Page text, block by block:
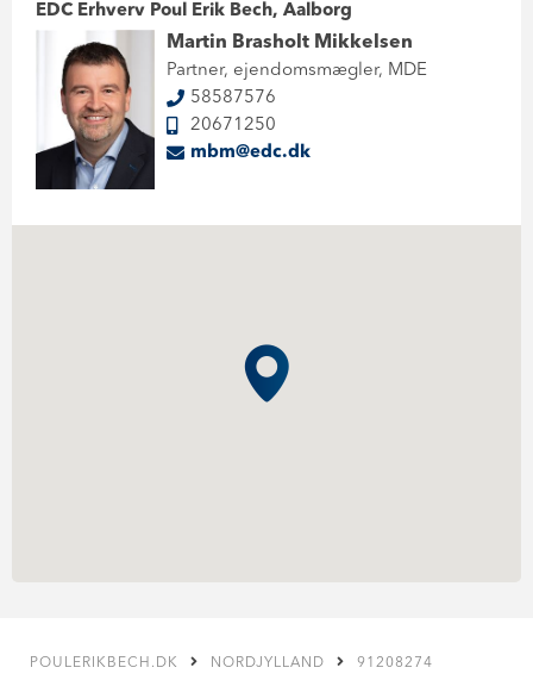
EDC Erhverv Poul Erik Bech, Aalborg
Martin Brasholt Mikkelsen
Partner, ejendomsmægler, MDE
58587576
20671250
mbm@edc.dk
POULERIKBECH.DK NORDJYLLAND 91208274